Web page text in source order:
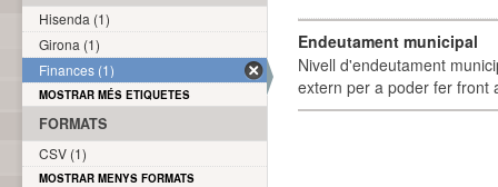
Endeutament municipal
Nivell d'endeutament
extern per a poder fer front
Hisenda (1)
Girona (1)
Finances (1)
MOSTRAR MÉS ETIQUETES
FORMATS
CSV (1)
MOSTRAR MENYS FORMATS